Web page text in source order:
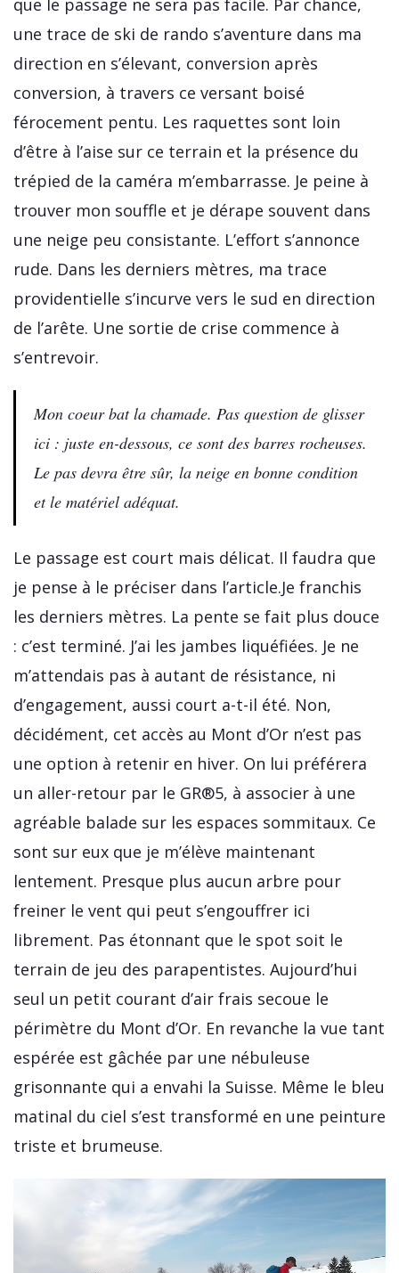
une trace de ski de rando s’aventure dans ma
direction en s’élevant, conversion après
conversion, à travers ce versant boisé
férocement pentu. Les raquettes sont loin
d’être à l’aise sur ce terrain et la présence du
trépied de la caméra m’embarrasse. Je peine à
trouver mon souffle et je dérape souvent dans
une neige peu consistante. L’effort s’annonce
rude. Dans les derniers mètres, ma trace
providentielle s’incurve vers le sud en direction
de l’arête. Une sortie de crise commence à
s’entrevoir.
Mon coeur bat la chamade. Pas question de glisser
ici : juste en-dessous, ce sont des barres rocheuses.
Le pas devra être sûr, la neige en bonne condition
et le matériel adéquat.
Le passage est court mais délicat. Il faudra que
je pense à le préciser dans l’article.Je franchis
les derniers mètres. La pente se fait plus douce
: c’est terminé. J’ai les jambes liquéfiées. Je ne
m’attendais pas à autant de résistance, ni
d’engagement, aussi court a-t-il été. Non,
décidément, cet accès au Mont d’Or n’est pas
une option à retenir en hiver. On lui préférera
un aller-retour par le GR®5, à associer à une
agréable balade sur les espaces sommitaux. Ce
sont sur eux que je m’élève maintenant
lentement. Presque plus aucun arbre pour
freiner le vent qui peut s’engouffrer ici
librement. Pas étonnant que le spot soit le
terrain de jeu des parapentistes. Aujourd’hui
seul un petit courant d’air frais secoue le
périmètre du Mont d’Or. En revanche la vue tant
espérée est gâchée par une nébuleuse
grisonnante qui a envahi la Suisse. Même le bleu
matinal du ciel s’est transformé en une peinture
triste et brumeuse.